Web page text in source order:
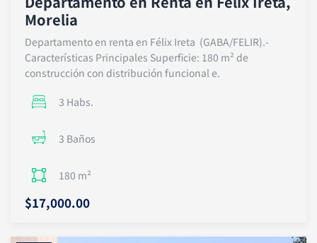
p
p
Morelia
Departamento en renta en Félix Ireta (GABA/FELIR).-
Características Principales Superficie: 180 m² de
construcción con distribución funcional e.
3 Habs.
3 Baños
180 m²
$17,000.00